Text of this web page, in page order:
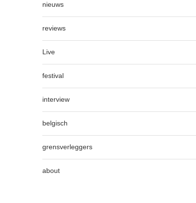
nieuws
reviews
Live
festival
interview
belgisch
grensverleggers
about